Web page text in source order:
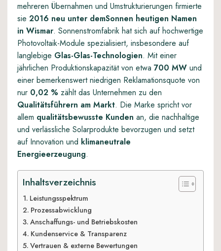
mehreren Übernahmen und Umstrukturierungen firmierte
sie 2016 neu unter demSonnen heutigen Namen
in Wismar. Sonnenstromfabrik hat sich auf hochwertige
Photovoltaik-Module spezialisiert, insbesondere auf
langlebige Glas-Glas-Technologien. Mit einer
jährlichen Produktionskapazität von etwa 700 MW und
einer bemerkenswert niedrigen Reklamationsquote von
nur 0,02 % zählt das Unternehmen zu den
Qualitätsführern am Markt. Die Marke spricht vor
allem qualitätsbewusste Kunden an, die nachhaltige
und verlässliche Solarprodukte bevorzugen und setzt
auf Innovation und klimaneutrale
Energieerzeugung.
Inhaltsverzeichnis
Leistungsspektrum
Prozessabwicklung
Anschaffungs- und Betriebskosten
Kundenservice & Transparenz
Vertrauen & externe Bewertungen